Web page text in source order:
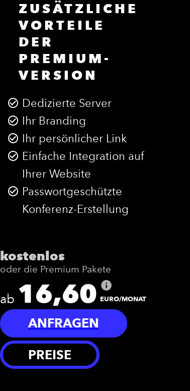
ZUSÄTZLICHE
VORTEILE
DER
PREMIUM-
VERSION
Dedizierte Server
Ihr Branding
Ihr persönlicher Link
Einfache Integration auf
Ihrer Website
Passwortgeschützte
Konferenz-Erstellung
kostenlos
oder die Premium Pakete
ab 16,60 EURO/MONAT
ANFRAGEN
PREISE